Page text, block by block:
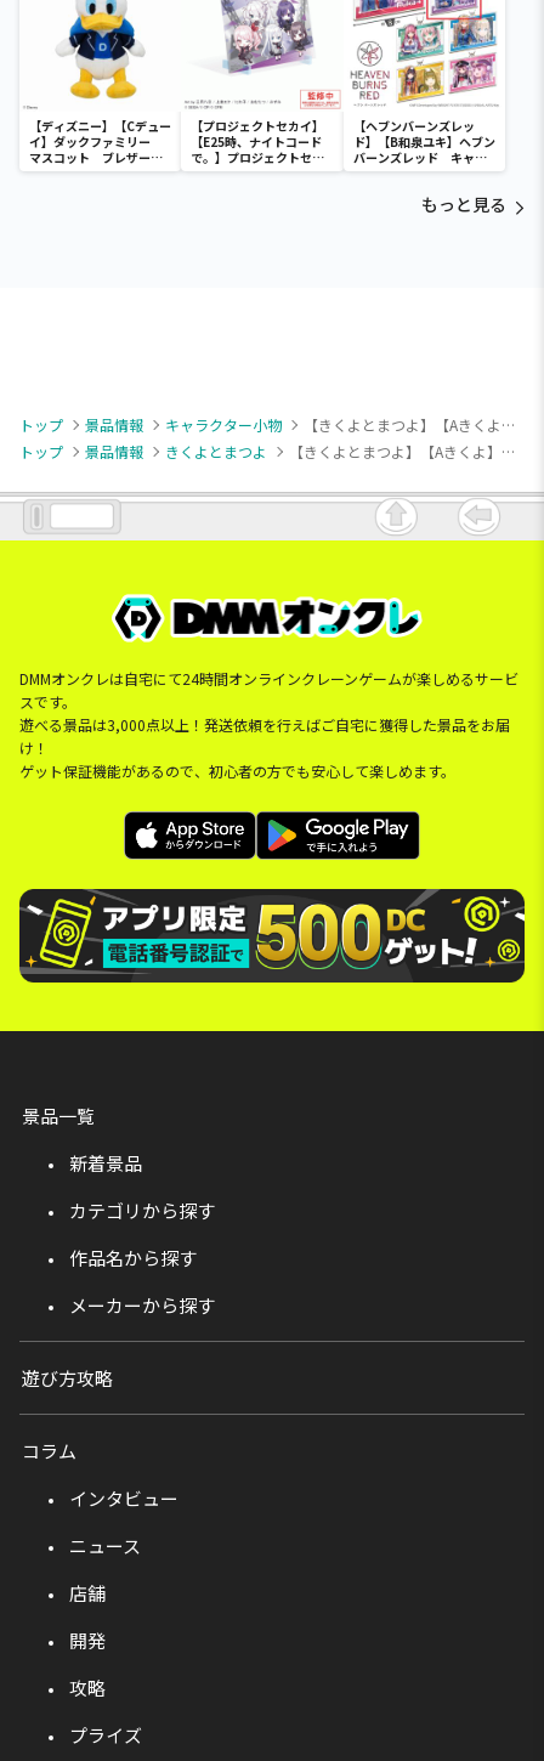
【ディズニー】【Cデュー
イ】ダックファミリー
マスコット ブレザーコ
スチューム
【プロジェクトセカイ】
【E25時、ナイトコード
で。】プロジェクトセカ
イ カラフルステージ！
【ヘブンバーンズレッ
ド】【B和泉ユキ】ヘブン
バーンズレッド キャラ
シーンアクリルキーホル
もっと見る
トップ 景品情報 キャラクター小物
【きくよとまつよ】【Aきくよ】きくよとまつよ ボールチェーン付きぬいぐるみ
トップ
景品情報 きくよとまつよ 【きくよとまつよ】【Aきくよ】きくよとまつよ ボールチェーン付きぬいぐるみ
DMMオンクレは自宅にて24時間オンラインクレーンゲームが楽しめるサービ
スです。
遊べる景品は3,000点以上！発送依頼を行えばご自宅に獲得した景品をお届
け！
ゲット保証機能があるので、初心者の方でも安心して楽しめます。
景品一覧
新着景品
カテゴリから探す
作品名から探す
メーカーから探す
遊び方攻略
コラム
インタビュー
ニュース
店舗
開発
攻略
プライズ